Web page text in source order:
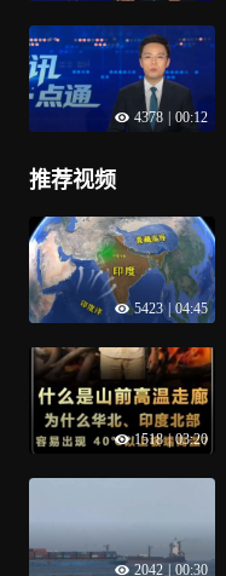
4378 00:12
推荐视频
5423 04:45
1518 | 03:20
2042 00:30